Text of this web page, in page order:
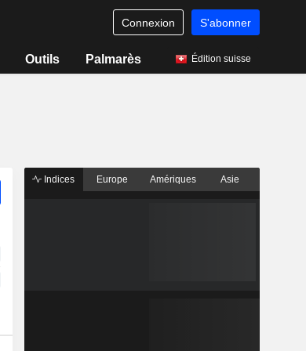
Connexion S'abonner
Outils Palmarès Édition suisse
Indices Europe Amériques Asie